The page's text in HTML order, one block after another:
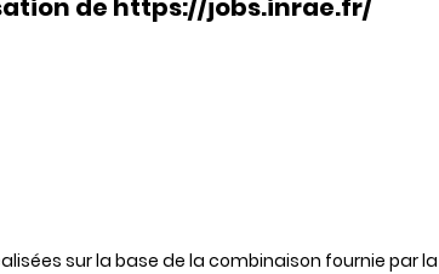
de https://jobs.inrae.fr/
sur la base de la combinaison fournie par la